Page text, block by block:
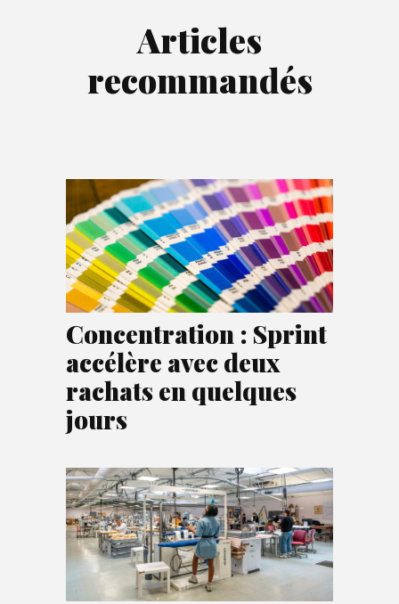
Articles
recommandés
Concentration : Sprint
accélère avec deux
rachats en quelques
jours